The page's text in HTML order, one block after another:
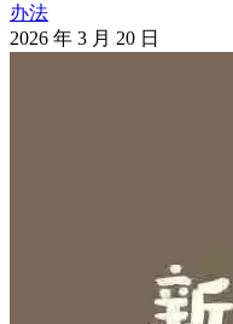
办法
2026 年 3 月 20 日